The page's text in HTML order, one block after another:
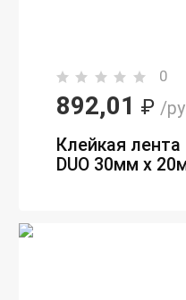
0
892,01 ₽ /
Клейкая
DUO 30мм х